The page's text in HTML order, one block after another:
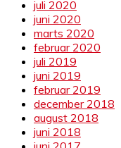
juli 2020
juni 2020
marts 2020
februar 2020
juli 2019
juni 2019
februar 2019
december 2018
august 2018
juni 2018